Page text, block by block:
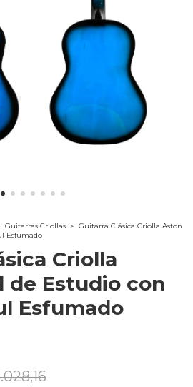
Guitarras Criollas > Guitarra Clásica Criolla Aston
Esfumado
Criolla
de Estudio con
Esfumado